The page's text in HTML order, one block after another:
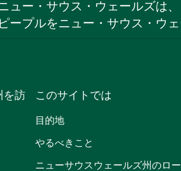
ュー・サウス・ウェールズは
ープルをニュー・サウス・ウ
を訪
このサイトでは
目的地
やるべきこと
ニューサウスウェールズ州のロ